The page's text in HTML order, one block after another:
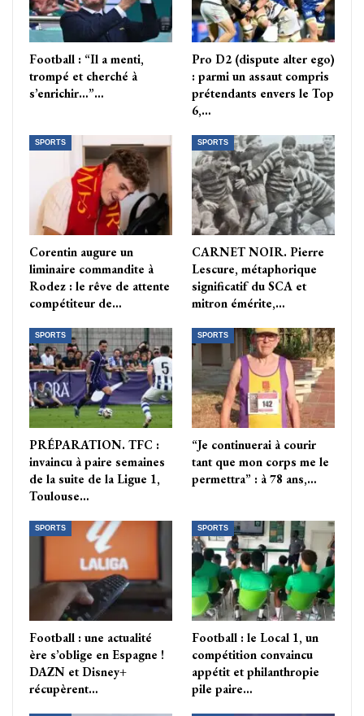
Football : “Il a menti,
trompé et cherché à
s’enrichir…”…
Pro D2 (dispute alter ego)
: parmi un assaut compris
prétendants envers le Top
6,…
SPORTS
Corentin augure un
liminaire commandite à
Rodez : le rêve de attente
compétiteur de…
SPORTS
CARNET NOIR. Pierre
Lescure, métaphorique
significatif du SCA et
mitron émérite,…
SPORTS
PRÉPARATION. TFC :
invaincu à paire semaines
de la suite de la Ligue 1,
Toulouse…
SPORTS
“Je continuerai à courir
tant que mon corps me le
permettra” : à 78 ans,…
SPORTS
Football : une actualité
ère s’oblige en Espagne !
DAZN et Disney+
récupèrent…
SPORTS
Football : le Local 1, un
compétition convaincu
appétit et philanthropie
pile paire…